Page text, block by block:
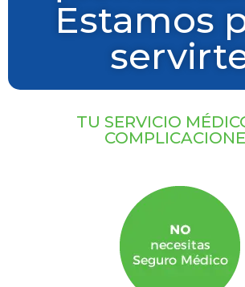
Estamos
TU SERVICIO